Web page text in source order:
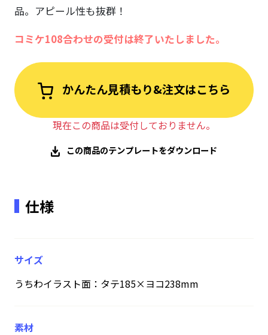
品。アピール性も抜群！
コミケ108合わせの受付は終了いたしました。
かんたん見積もり&注文はこちら
現在この商品は受付しておりません。
この商品のテンプレートをダウンロード
仕様
サイズ
うちわイラスト面：タテ185×ヨコ238mm
素材